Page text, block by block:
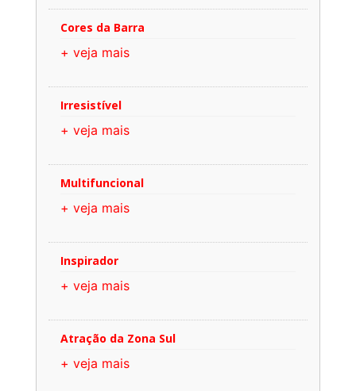
Cores da Barra
+ veja mais
Irresistível
+ veja mais
Multifuncional
+ veja mais
Inspirador
+ veja mais
Atração da Zona Sul
+ veja mais